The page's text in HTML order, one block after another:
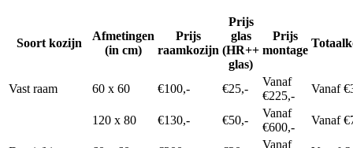
Soort kozijn
Afmetingen
(in cm)
Prijs
raamkozijn
Prijs
glas
(HR++
glas)
Prijs
montage
Vast raam 60 x 60 €100,- €25,-
Vanaf
€225,-
Vanaf
120 x 80 €130,- €50,-
Vanaf
€600,-
Vanaf
Vanaf